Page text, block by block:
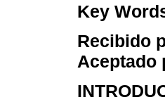
Key
Recibido
Aceptado